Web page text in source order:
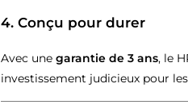
4. Conçu pour durer
Avec une garantie de 3 ans, le
investissement judicieux pour